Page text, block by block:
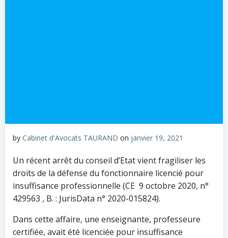
by Cabinet d'Avocats TAURAND on janvier 19, 2021
Un récent arrêt du conseil d’Etat vient fragiliser les
droits de la défense du fonctionnaire licencié pour
insuffisance professionnelle (CE 9 octobre 2020, n°
429563 , B. : JurisData n° 2020-015824).
Dans cette affaire, une enseignante, professeure
certifiée, avait été licenciée pour insuffisance